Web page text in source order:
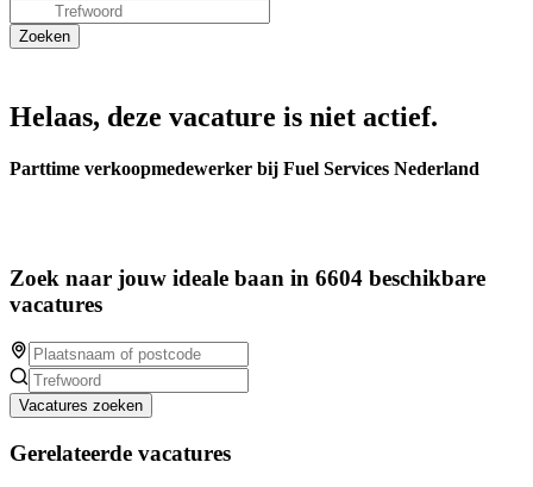
Helaas, deze vacature is niet actief.
Parttime verkoopmedewerker bij Fuel Services Nederland
Zoek naar jouw ideale baan in 6604 beschikbare
vacatures
Vacatures zoeken
Gerelateerde vacatures